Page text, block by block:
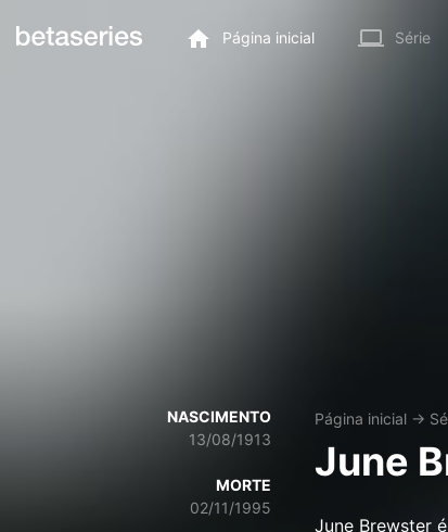
Página inicial Série
NASCIMENTO
13/08/1913
MORTE
02/11/1995
Página inicial →
June
June Brewster